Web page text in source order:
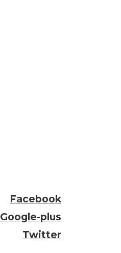
Facebook
Google-plus
Twitter